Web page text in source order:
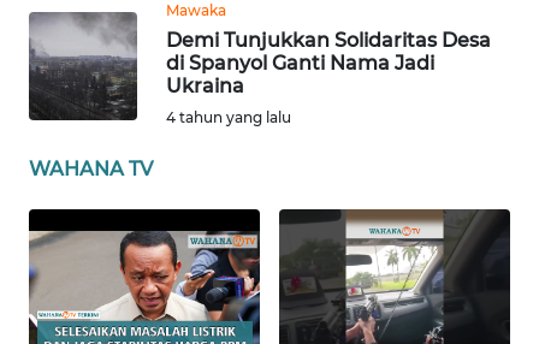
Mawaka
Demi Tunjukkan Solidaritas Desa
di Spanyol Ganti Nama Jadi
Ukraina
4 tahun yang lalu
WAHANA TV
ID
SONYA
ASA
NEWS
Informasi
INDEKS
BERITA